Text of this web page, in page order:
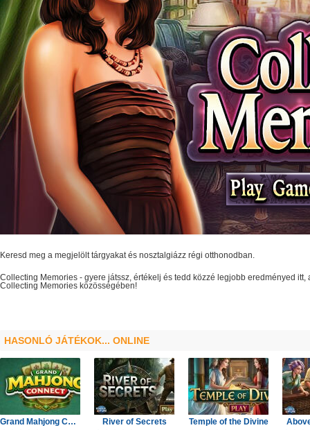
Keresd meg a megjelölt tárgyakat és nosztalgiázz régi otthonodban.
Collecting Memories - gyere játssz, értékelj és tedd közzé legjobb eredményed
Collecting Memories közösségében!
HASONLÓ JÁTÉKOK... ONLINE
Grand Mahjong Connect River of Secrets Temple of the Divine